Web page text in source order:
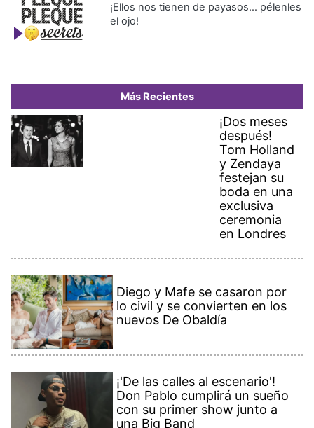
¡Ellos nos tienen de payasos… pélenles
el ojo!
Más Recientes
¡Dos meses
después!
Tom Holland
y Zendaya
festejan su
boda en una
exclusiva
ceremonia
en Londres
Diego y Mafe se casaron por
lo civil y se convierten en los
nuevos De Obaldía
¡'De las calles al escenario'!
Don Pablo cumplirá un sueño
con su primer show junto a
una Big Band